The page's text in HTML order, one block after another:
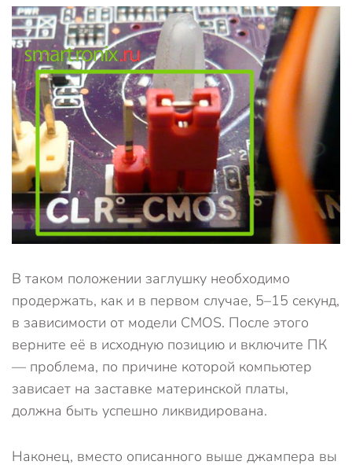
В таком положении заглушку необходимо
продержать, как и в первом случае, 5–15 секунд,
в зависимости от модели CMOS. После этого
верните её в исходную позицию и включите ПК
— проблема, по причине которой компьютер
зависает на заставке материнской платы,
должна быть успешно ликвидирована.
Наконец, вместо описанного выше джампера вы